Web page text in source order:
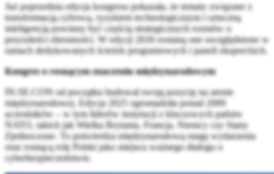
Już poprzednia edycja kongresu pokazała, że tematy związane z
transformacją cyfrową, ryzykiem technologicznym i sztuczną
inteligencją powinny być częścią strategicznych rozmów o
przyszłości obronności. W edycji 2026 zostaną one uwzględnione w
ramach dedykowanych ścieżek programowych i paneli eksperckich.
Kongres o rosnącym znaczeniu międzynarodowym
IN.SE.CON od początku budował swoją pozycję na arenie
międzynarodowej. Edycja 2025 zgromadziła ponad 2000
uczestników – w tym liderów instytucji z kluczowych państw
NATO, takich jak Wielka Brytania, Francja, Niemcy czy Stany
Zjednoczone. To potwierdza międzynarodową rangę wydarzenia
oraz rosnącą rolę Polski jako miejsca ważnego dialogu o
cyberbezpieczeństwie.